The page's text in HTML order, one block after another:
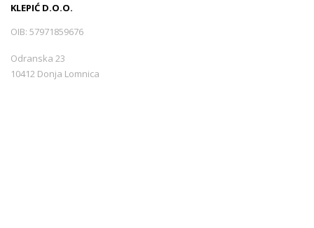
KLEPIĆ D.O.O.
OIB: 57971859676
Odranska 23
10412 Donja Lomnica